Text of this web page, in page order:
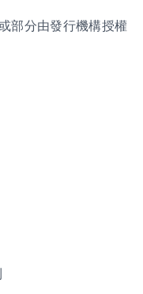
部分由發行機構授權